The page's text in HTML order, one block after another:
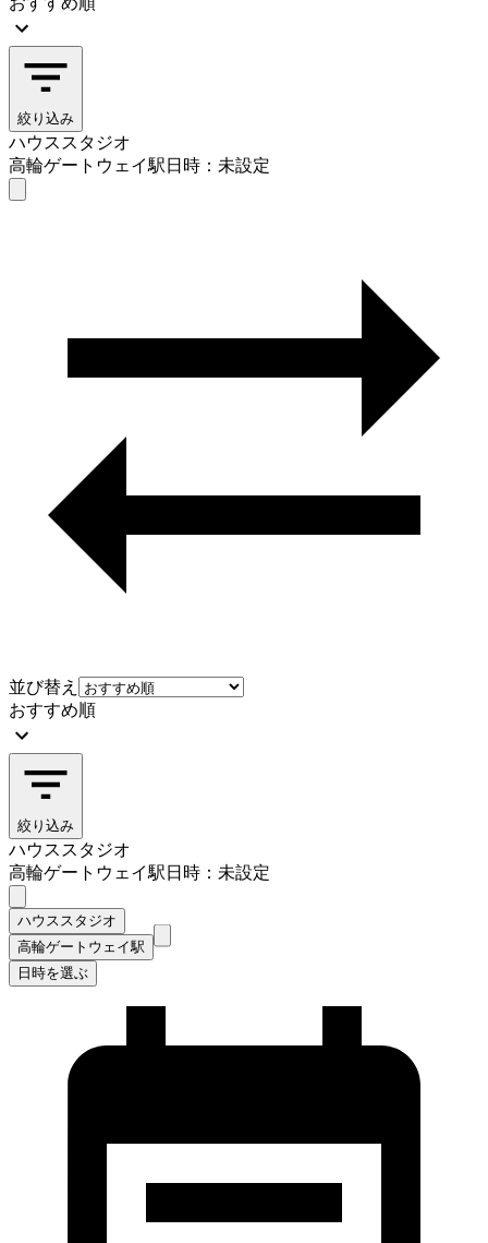
絞り込み
ハウススタジオ
高輪ゲートウェイ駅日時：未設定
並び替え
おすすめ順
絞り込み
ハウススタジオ
高輪ゲートウェイ駅日時：未設定
ハウススタジオ
高輪ゲートウェイ駅
日時を選ぶ